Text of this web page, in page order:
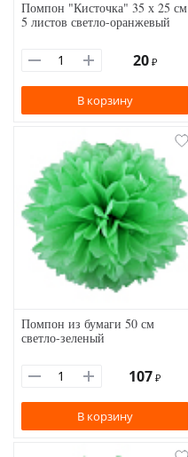
Помпон "Кисточка" 35 х 25 см
5 листов светло-оранжевый
20 ₽
В корзину
Помпон из бумаги 50 см
светло-зеленый
107 ₽
В корзину